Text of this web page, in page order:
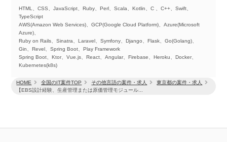
HOME 全国のIT案件TOP その他言語の案件・求人
東京都の案件・求人
【EBS設計経験、生産管理または原価管理モジュール...
HTML、CSS、JavaScript、Ruby、Perl、Scala、Kotlin、C 、C++、Swift、
TypeScript
AWS(Amazon Web Services)、GCP(Google Cloud Platform)、Azure(Microsoft
Azure)、
Ruby on Rails、Sinatra、Laravel、Symfony、Django、Flask、Go(Golang)、
Gin、Revel、Spring Boot、Play Framework
Spring Boot、Ktor、Vue.js、React、Angular、Firebase、Heroku、Docker、
Kubernetes(k8s)